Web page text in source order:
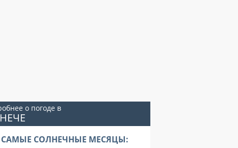
о погоде в
САМЫЕ СОЛНЕЧНЫЕ МЕСЯЦЫ: